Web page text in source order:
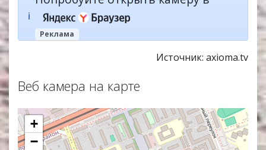
ℹ️
Реклама
Источник: axioma.tv
Веб камера на карте
+
−